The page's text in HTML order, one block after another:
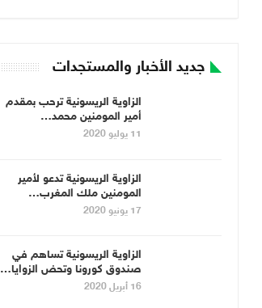
جديد الأخبار والمستجدات
الزاوية الريسونية ترحب بمقدم
أمير المومنين محمد…
11 يوليو 2020
الزاوية الريسونية تدعو لأمير
المومنين ملك المغرب…
17 يونيو 2020
الزاوية الريسونية تساهم في
صندوق كورونا وتحض الزوايا…
16 أبريل 2020